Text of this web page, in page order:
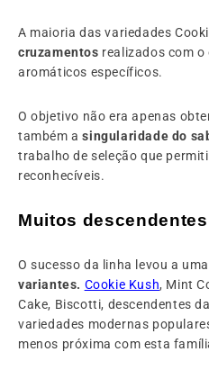
A maioria das variedades
cruzamentos realizados com
aromáticos específicos.
O objetivo não era apenas
também asingularidade do
trabalho de seleção que
reconhecíveis.
Muitos descendentes
O sucesso da linha levou a uma
variantes. Cookie Kush, Mint
Cake, Biscotti, descendentes
variedades modernas
menos próxima com esta